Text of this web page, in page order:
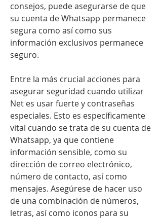
consejos, puede asegurarse de que
su cuenta de Whatsapp permanece
segura como así como sus
información exclusivos permanece
seguro.
Entre la más crucial acciones para
asegurar seguridad cuando utilizar
Net es usar fuerte y contraseñas
especiales. Esto es específicamente
vital cuando se trata de su cuenta de
Whatsapp, ya que contiene
información sensible, como su
dirección de correo electrónico,
número de contacto, así como
mensajes. Asegúrese de hacer uso
de una combinación de números,
letras, así como iconos para su